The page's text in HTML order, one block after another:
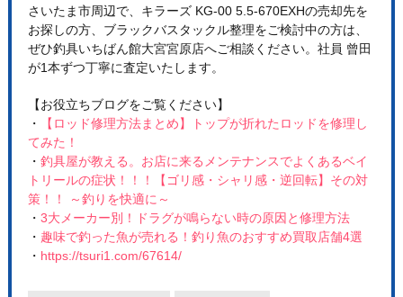
さいたま市周辺で、キラーズ KG-00 5.5-670EXHの売却先を
お探しの方、ブラックバスタックル整理をご検討中の方は、
ぜひ釣具いちばん館大宮宮原店へご相談ください。社員 曾田
が1本ずつ丁寧に査定いたします。
【お役立ちブログをご覧ください】
・
【ロッド修理方法まとめ】トップが折れたロッドを修理し
てみた！
・ 釣具屋が教える。お店に来るメンテナンスでよくあるベイ
トリールの症状！！！【ゴリ感・シャリ感・逆回転】その対
策！！ ～釣りを快適に～
・ 3大メーカー別！ドラグが鳴らない時の原因と修理方法
・ 趣味で釣った魚が売れる！釣り魚のおすすめ買取店舗4選
・ https://tsuri1.com/67614/